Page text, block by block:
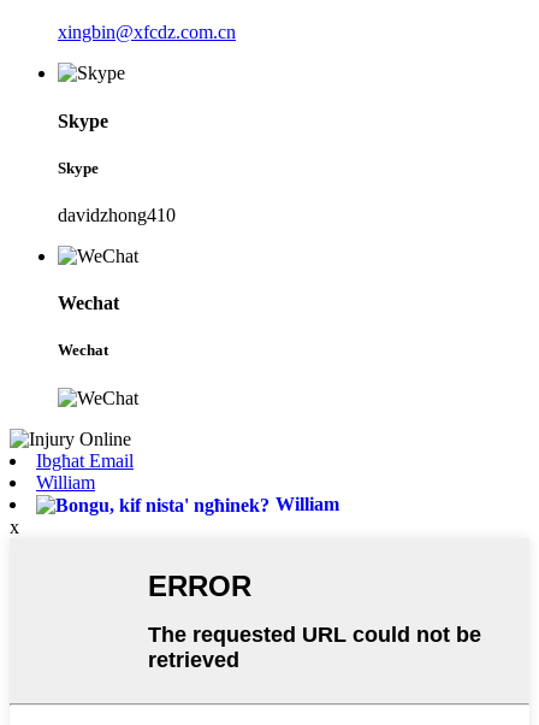
xingbin@xfcdz.com.cn
Skype
Skype
davidzhong410
Wechat
Wechat
Ibgħat Email
William
William
x